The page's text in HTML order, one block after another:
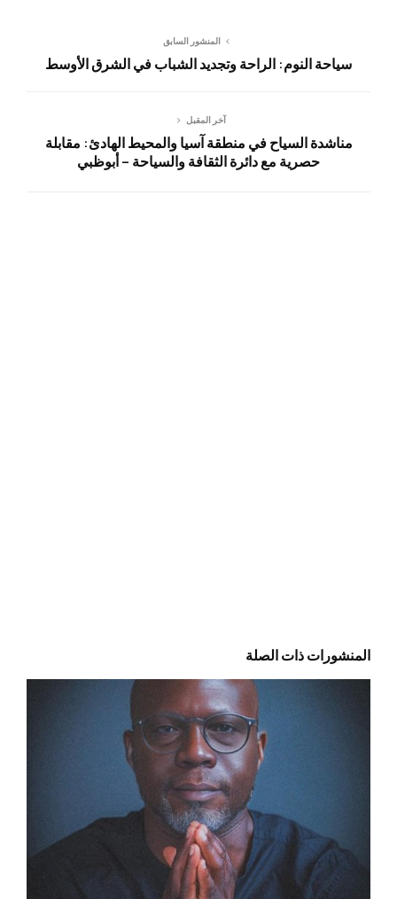
المنشور السابق
سياحة النوم: الراحة وتجديد الشباب في الشرق الأوسط
آخر المقبل
مناشدة السياح في منطقة آسيا والمحيط الهادئ: مقابلة
حصرية مع دائرة الثقافة والسياحة – أبوظبي
المنشورات ذات الصلة